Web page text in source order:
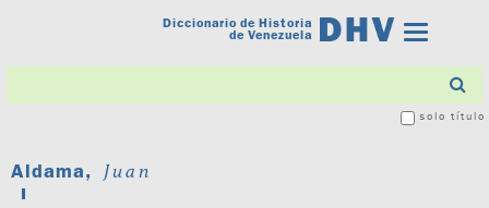
Toggle
Diccionario de Historia
de Venezuela
solo título
Aldama, Juan